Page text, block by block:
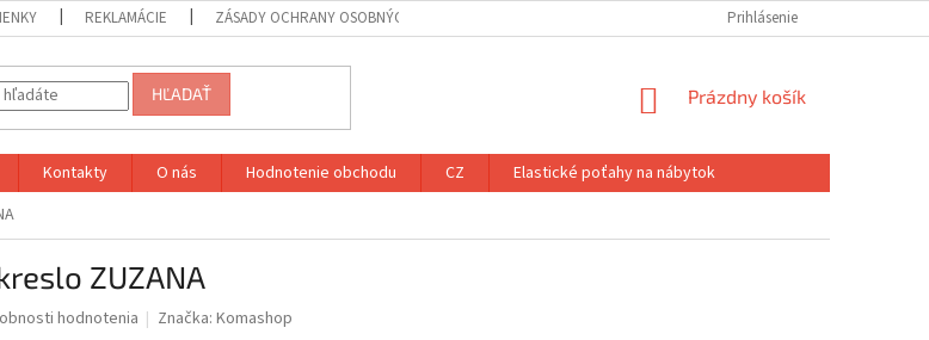
REKLAMÁCIE ZÁSADY OCHRANY OSOBNÝCH ÚDAJOV Prihlásenie
HĽADAŤ
NÁKUPNÝ
Prázdny košík
Kontakty O nás Hodnotenie obchodu CZ
Elastické poťahy na nábytok
ZUZANA
hodnotenia Značka:Komashop